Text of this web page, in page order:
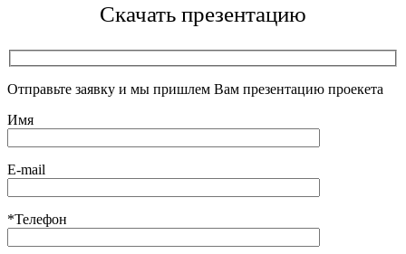
Скачать презентацию
Отправьте заявку и мы пришлем Вам презентацию проекета
Имя
E-mail
*Телефон